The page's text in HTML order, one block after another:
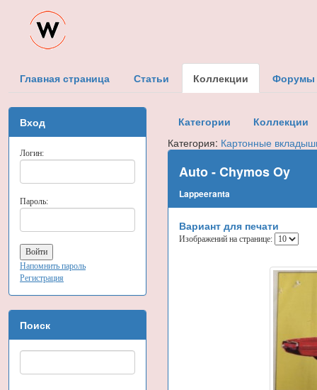
Главная страница Статьи Коллекции Форумы
Вход
Логин:
Пароль:
Напомнить пароль
Регистрация
Поиск
Категории
Коллекции
Категория: Картонные
Auto - Chymos Oy
Lappeeranta
Вариант для печати
Изображений на странице: